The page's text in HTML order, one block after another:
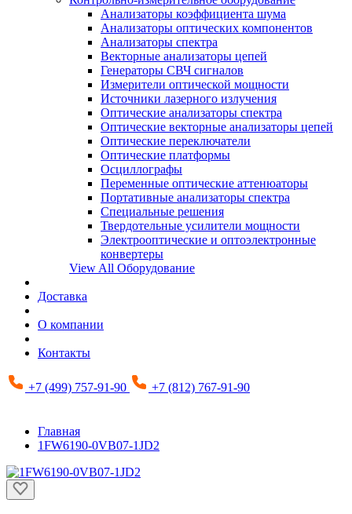
Анализаторы коэффициента шума
Анализаторы оптических компонентов
Анализаторы спектра
Векторные анализаторы цепей
Генераторы СВЧ сигналов
Измерители оптической мощности
Источники лазерного излучения
Оптические анализаторы спектра
Оптические векторные анализаторы цепей
Оптические переключатели
Оптические платформы
Осциллографы
Переменные оптические аттенюаторы
Портативные анализаторы спектра
Специальные решения
Твердотельные усилители мощности
Электрооптические и оптоэлектронные
конвертеры
View All Оборудование
Доставка
О компании
Контакты
+7 (499) 757-91-90 +7 (812) 767-91-90
Главная
1FW6190-0VB07-1JD2